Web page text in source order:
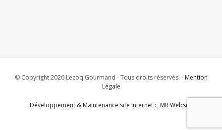
© Copyright 2026 Lecoq Gourmand - Tous droits réservés. - Mention
Légale
Développement & Maintenance site internet : _MR Website